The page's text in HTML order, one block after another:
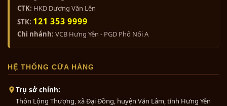
0₫
CTK: HKD Dương Văn Lên
STK: 121 353 9999
Chi nhánh: VCB Hưng Yên - PGD Phố Nối A
HỆ THỐNG CỬA HÀNG
Trụ sở chính:
Thôn Lộng Thượng, xã Đại Đồng, huyện Văn Lâm, tỉnh Hưng Yên